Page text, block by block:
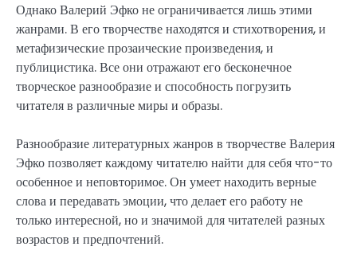
Однако Валерий Эфко не ограничивается лишь этими
жанрами. В его творчестве находятся и стихотворения, и
метафизические прозаические произведения, и
публицистика. Все они отражают его бесконечное
творческое разнообразие и способность погрузить
читателя в различные миры и образы.
Разнообразие литературных жанров в творчестве Валерия
Эфко позволяет каждому читателю найти для себя что-то
особенное и неповторимое. Он умеет находить верные
слова и передавать эмоции, что делает его работу не
только интересной, но и значимой для читателей разных
возрастов и предпочтений.